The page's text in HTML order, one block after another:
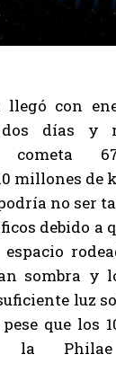
llegó con
dos días
millones de
no ser
debido a
sombra y
luz
que los
la